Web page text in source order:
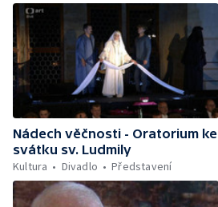
Nádech věčnosti - Oratorium ke
svátku sv. Ludmily
Kultura
Divadlo Představení